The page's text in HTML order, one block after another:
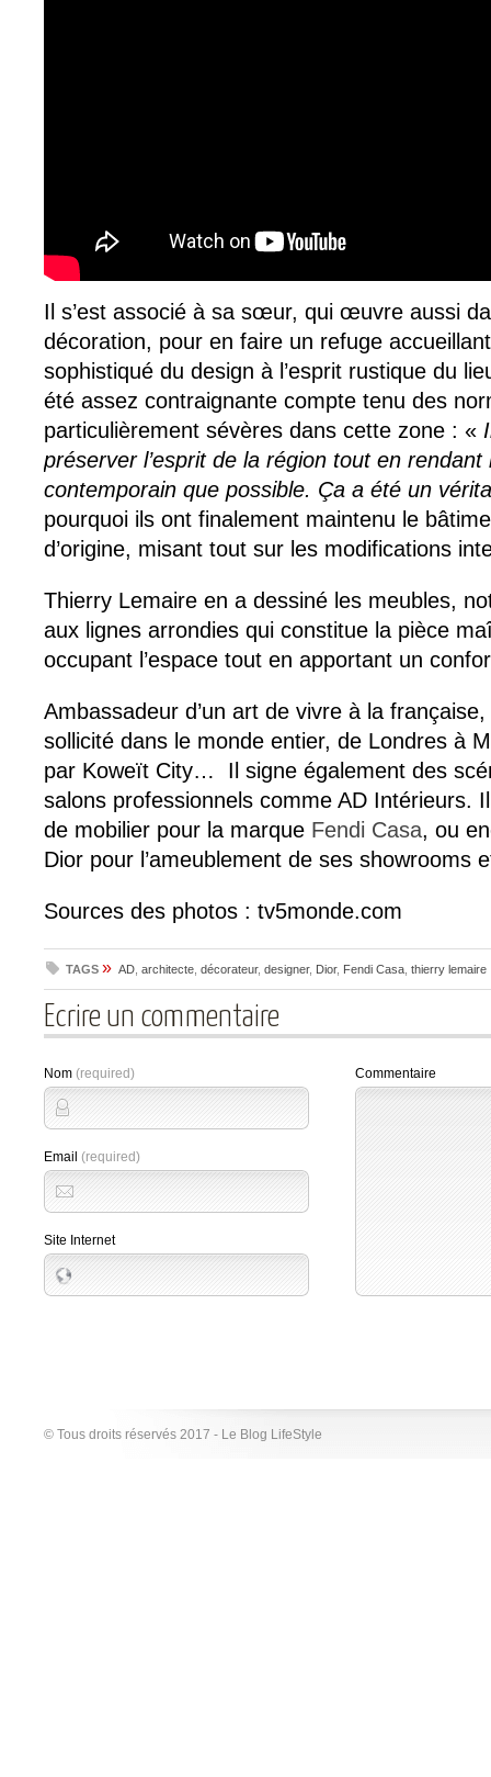
Il s’est associé à sa sœur, qui œuvre aussi
décoration, pour en faire un refuge
sophistiqué du design à l’esprit rustique du
été assez contraignante compte tenu des
particulièrement sévères dans cette zone : «
préserver l’esprit de la région tout en
contemporain que possible. Ça a été un
pourquoi ils ont finalement maintenu le
d’origine, misant tout sur les modifications
Thierry Lemaire en a dessiné les meubles,
aux lignes arrondies qui constitue la pièce
occupant l’espace tout en apportant un
Ambassadeur d’un art de vivre à la
sollicité dans le monde entier, de Londres à
par Koweït City… Il signe également des
salons professionnels comme AD Intérieurs.
de mobilier pour la marque Fendi Casa, ou
Dior pour l’ameublement de ses showrooms
Sources des photos : tv5monde.com
TAGS » AD architecte décorateur, designer, Dior, Fendi Casa thierry lemaire
Ecrire un commentaire
Nom (required)
Email (required)
Site Internet
Commentaire
© Tous droits réservés 2017 - Le Blog LifeStyle